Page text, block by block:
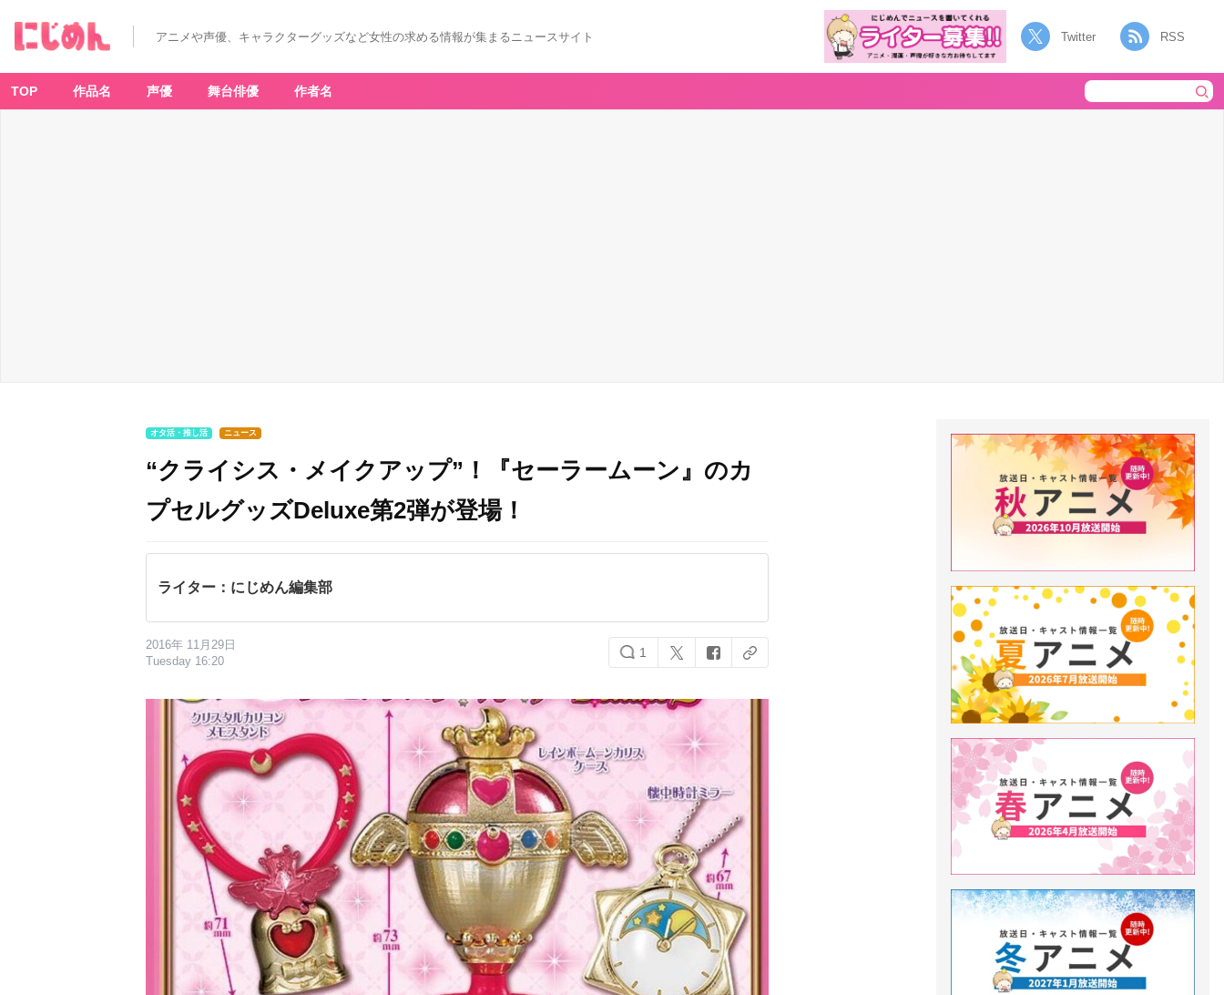
アニメや声優、キャラクターグッズなど女性の求める情報が集まるニュースサイト Twitter RSS
TOP 作品名 声優 舞台俳優 作者名
オタ活・推し活 ニュース
“クライシス・メイクアップ”！『セーラームーン』のカ
プセルグッズDeluxe第2弾が登場！
ライター：にじめん編集部
2016年 11月29日
Tuesday 16:20
1